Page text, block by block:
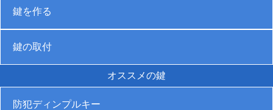
鍵を作る
鍵の取付
オススメの鍵
防犯ディンプルキー